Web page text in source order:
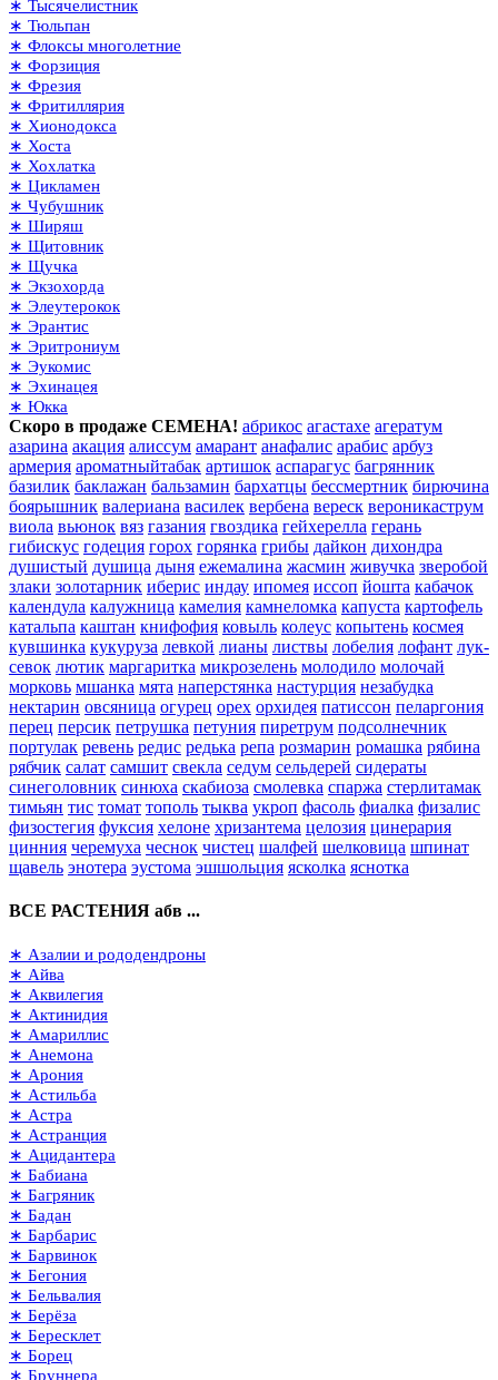
∗ Тысячелистник
∗ Тюльпан
∗ Флоксы многолетние
∗ Форзиция
∗ Фрезия
∗ Фритиллярия
∗ Хионодокса
∗ Хоста
∗ Хохлатка
∗ Цикламен
∗ Чубушник
∗ Ширяш
∗ Щитовник
∗ Щучка
∗ Экзохорда
∗ Элеутерокок
∗ Эрантис
∗ Эритрониум
∗ Эукомис
∗ Эхинацея
∗ Юкка
Скоро в продаже СЕМЕНА! абрикос агастахе агератум
азарина акация алиссум амарант анафалис арабис арбуз
армерия ароматныйтабак артишок аспарагус багрянник
базилик баклажан бальзамин бархатцы бессмертник бирючина
боярышник валериана василек вербена вереск вероникаструм
виола вьюнок вяз газания гвоздика гейхерелла герань
гибискус годеция горох горянка грибы дайкон дихондра
душистый душица дыня ежемалина жасмин живучка зверобой
злаки золотарник иберис индау ипомея иссоп йошта кабачок
календула калужница камелия камнеломка капуста картофель
катальпа каштан книфофия ковыль колеус копытень космея
кувшинка кукуруза левкой лианы листвы лобелия лофант лук-
севок лютик маргаритка микрозелень молодило молочай
морковь мшанка мята наперстянка настурция незабудка
нектарин овсяница огурец орех орхидея патиссон пеларгония
перец персик петрушка петуния пиретрум подсолнечник
портулак ревень редис редька репа розмарин ромашка рябина
рябчик салат самшит свекла седум сельдерей сидераты
синеголовник синюха скабиоза смолевка спаржа стерлитамак
тимьян тис томат тополь тыква укроп фасоль фиалка физалис
физостегия фуксия хелоне хризантема целозия цинерария
цинния черемуха чеснок чистец шалфей шелковица шпинат
щавель энотера эустома эшшольция ясколка яснотка
ВСЕ РАСТЕНИЯ абв ...
∗ Азалии и рододендроны
∗ Айва
∗ Аквилегия
∗ Актинидия
∗ Амариллис
∗ Анемона
∗ Арония
∗ Астильба
∗ Астра
∗ Астранция
∗ Ацидантера
∗ Бабиана
∗ Багряник
∗ Бадан
∗ Барбарис
∗ Барвинок
∗ Бегония
∗ Бельвалия
∗ Берёза
∗ Бересклет
∗ Борец
∗ Бруннера